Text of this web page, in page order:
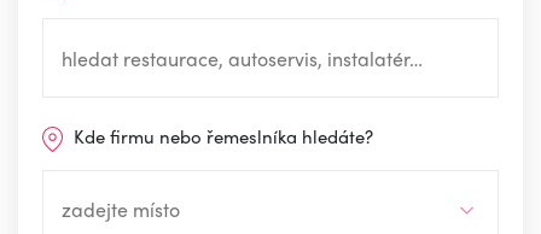
Kde firmu nebo řemeslníka hledáte?